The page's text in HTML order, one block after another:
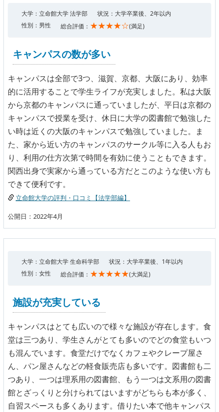
大学：立命館大学 法学部
状況：大学卒業後、2年以内
性別：男性
総合評価： ★★★★☆(満足)
キャンパスの数が多い
キャンパスは全部で3つ、滋賀、京都、大阪にあり、効率
的に活用することで学生ライフが充実しました。私は大阪
から京都のキャンパスに通っていましたが、平日は京都の
キャンパスで授業を受け、休日に大学の図書館で勉強した
い時は近くの大阪のキャンパスで勉強していました。ま
た、家から近い方のキャンパスのサークル等に入る人もお
り、利用の仕方次第で時間を有効に使うこともできます。
関西出身で実家から通っている方だとこのような使い方も
できて便利です。
立命館大学の評判・口コミ【法学部編】
公開日：2022年4月
大学：立命館大学 生命科学部
状況：大学卒業後、1年以内
性別：女性
総合評価： ★★★★★(大満足)
施設が充実している
キャンパスはとても広いので様々な施設が存在します。食
堂は三つあり、学生さんがとても多いのでどの食堂もいつ
も混んでいます。食堂だけでなくカフェやクレープ屋さ
ん、パン屋さんなどの軽食販売店も多いです。図書館も二
つあり、一つは理系用の図書館、もう一つは文系用の図書
館とざっくりと分けられてはいますがどちらも本が多く、
自習スペースも多くあります。借りたい本で他キャンパス